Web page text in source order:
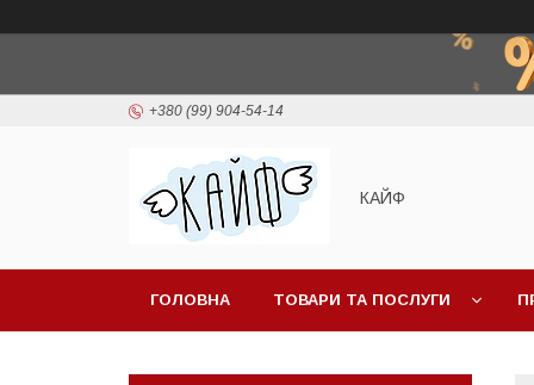
+380 (99) 904-54-14
КАЙФ
ГОЛОВНА ТОВАРИ ТА ПОСЛУГИ